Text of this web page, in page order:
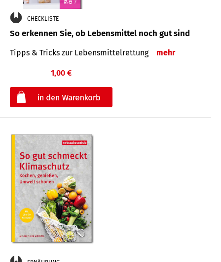
CHECKLISTE
So erkennen Sie, ob Lebensmittel noch gut sind
Tipps & Tricks zur Lebensmittelrettung mehr
1,00 €